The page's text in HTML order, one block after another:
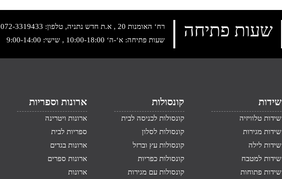
רח‘ האומנות 20 , א.ת חדש נתניה, טלפון:
072-3319433
שעות פתיחה: א‘-ה‘ 10:00-18:00 , שישי: 9:00-14:00
שעות פתיחה
שידות
שידות טלוויזיה
שידות מגירות
שידות לילה
שידות למטבח
שידות פתוחות
קונסולות
קונסולות לכניסה לבית
קונסולות לסלון
קונסולות עץ וברזל
קונסולות כפריות
קונסולות עם מגירות
ארונות וספריות
ארונות ויטרינה
ספריות לבית
ארונות בגדים
ארונות ספרים
ארונות